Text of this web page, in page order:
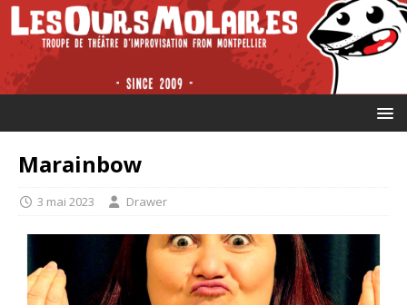
Marainbow
3 mai 2023 Drawer